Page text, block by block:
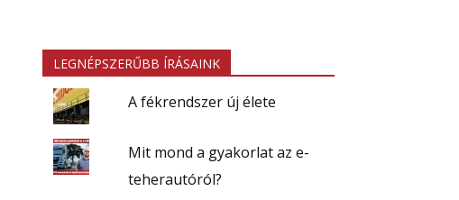
LEGNÉPSZERŰBB ÍRÁSAINK
A fékrendszer új élete
Mit mond a gyakorlat az e-
teherautóról?